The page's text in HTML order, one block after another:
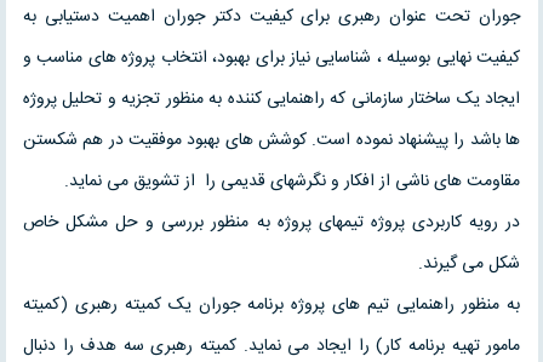
جوران تحت عنوان رهبری برای کیفیت دکتر جوران اهمیت دستیابی به
کیفیت نهایی بوسیله ، شناسایی نیاز برای بهبود، انتخاب پروژه های مناسب و
ایجاد یک ساختار سازمانی که راهنمایی کننده به منظور تجزیه و تحلیل پروژه
ها باشد را پیشنهاد نموده است. کوشش های بهبود موفقیت در هم شکستن
مقاومت های ناشی از افکار و نگرشهای قدیمی را از تشویق می نماید.
در رویه کاربردی پروژه تیمهای پروژه به منظور بررسی و حل مشکل خاص
شکل می گیرند.
به منظور راهنمایی تیم های پروژه برنامه جوران یک کمیته رهبری (کمیته
مامور تهیه برنامه کار) را ایجاد می نماید. کمیته رهبری سه هدف را دنبال